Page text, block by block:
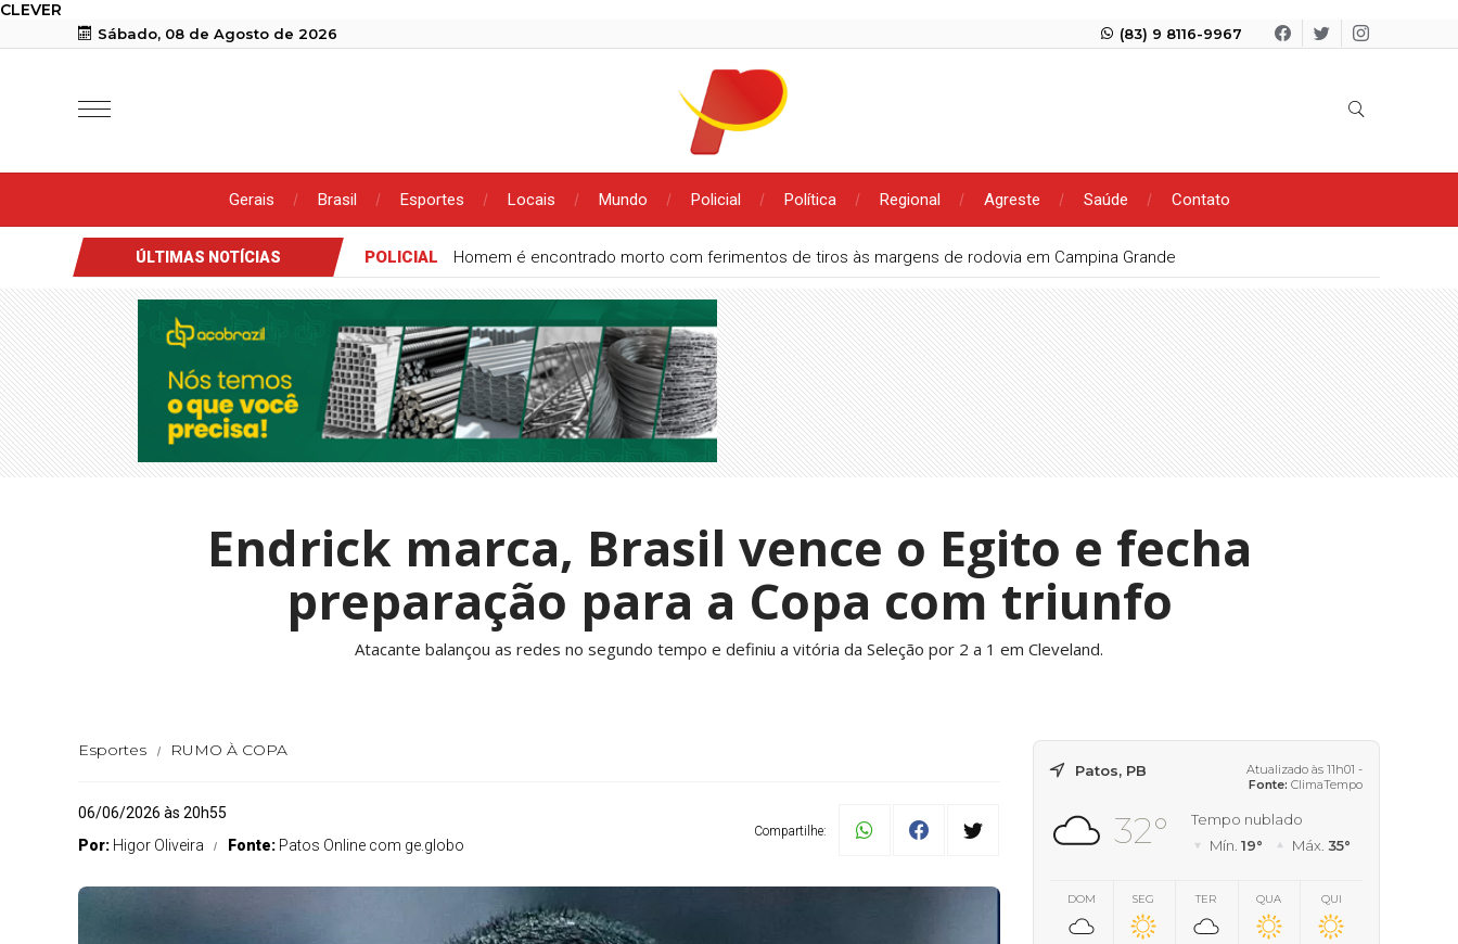
CLEVER
Sábado, 08 de Agosto de 2026 (83) 9 8116-9967
Gerais Brasil Esportes Locais Mundo Policial Política Regional Agreste Saúde Contato
ÚLTIMAS NOTÍCIAS POLICIAL Homem é encontrado morto com ferimentos de tiros às margens de rodovia em Campina Grande
Endrick marca, Brasil vence o Egito e fecha
preparação para a Copa com triunfo
Atacante balançou as redes no segundo tempo e definiu a vitória da Seleção por 2 a 1 em Cleveland.
Esportes RUMO À COPA
06/06/2026 às 20h55
Por: Higor Oliveira Fonte: Patos Online com ge.globo
Compartilhe:
Patos, PB
Atualizado às 11h01 -
Fonte: ClimaTempo
32°
Tempo nublado
Mín. 19° Máx. 35°
DOM SEG TER QUA QUI